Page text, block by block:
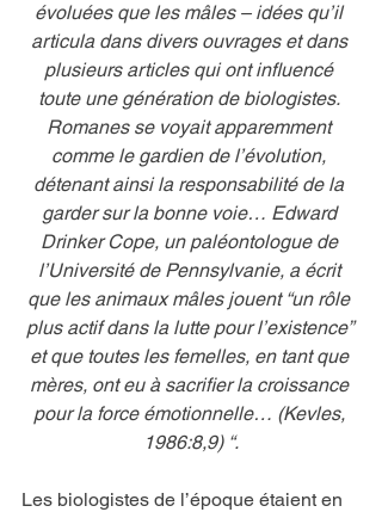
évoluées que les mâles – idées qu’il
articula dans divers ouvrages et dans
plusieurs articles qui ont influencé
toute une génération de biologistes.
Romanes se voyait apparemment
comme le gardien de l’évolution,
détenant ainsi la responsabilité de la
garder sur la bonne voie… Edward
Drinker Cope, un paléontologue de
l’Université de Pennsylvanie, a écrit
que les animaux mâles jouent “un rôle
plus actif dans la lutte pour l’existence”
et que toutes les femelles, en tant que
mères, ont eu à sacrifier la croissance
pour la force émotionnelle… (Kevles,
1986:8,9) “.
Les biologistes de l’époque étaient en